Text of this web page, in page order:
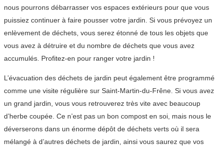
nous pourrons débarrasser vos espaces extérieurs pour que vous
puissiez continuer à faire pousser votre jardin. Si vous prévoyez un
enlèvement de déchets, vous serez étonné de tous les objets que
vous avez à détruire et du nombre de déchets que vous avez
accumulés. Profitez-en pour ranger votre jardin !
L’évacuation des déchets de jardin peut également être programmé
comme une visite régulière sur Saint-Martin-du-Frêne. Si vous avez
un grand jardin, vous vous retrouverez très vite avec beaucoup
d’herbe coupée. Ce n’est pas un bon compost en soi, mais nous le
déverserons dans un énorme dépôt de déchets verts où il sera
mélangé à d’autres déchets de jardin, ainsi vous saurez que vos